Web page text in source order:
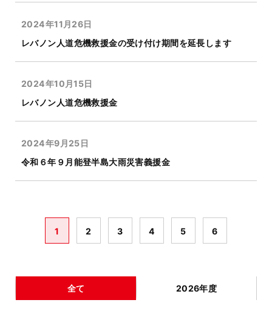
2024年11月26日
レバノン人道危機救援金の受け付け期間を延長します
2024年10月15日
レバノン人道危機救援金
2024年9月25日
令和６年９月能登半島大雨災害義援金
1 2 3 4 5 6
全て 2026年度